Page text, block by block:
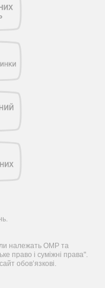
належать ОМР та
право і суміжні права".
обов’язкові.